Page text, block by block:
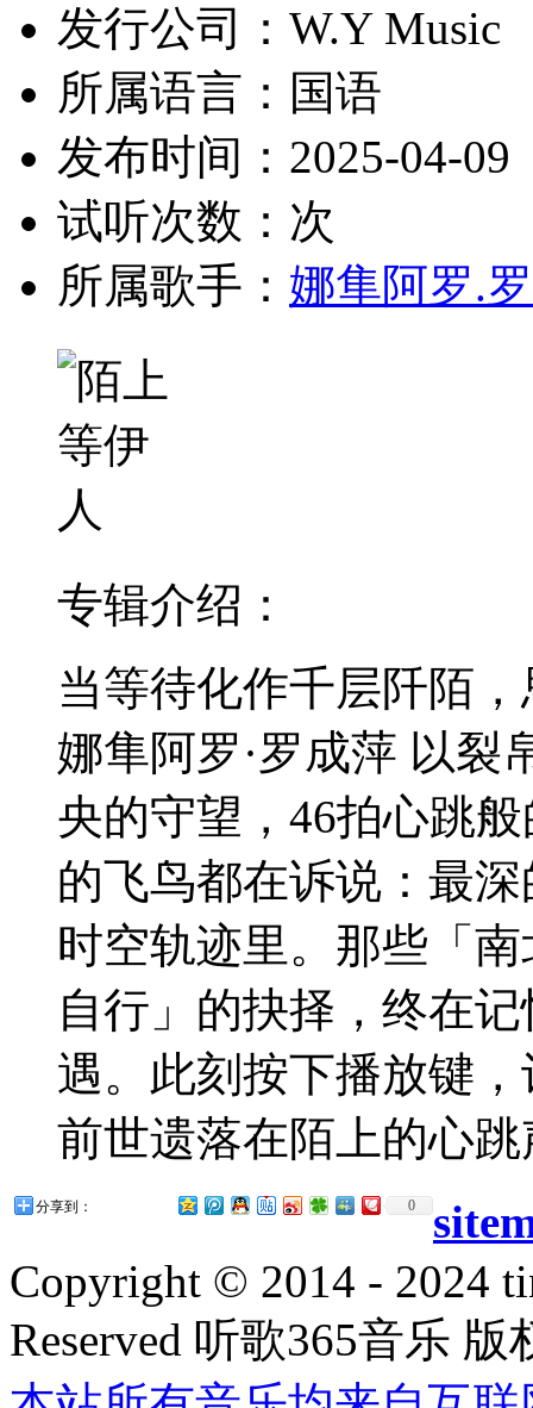
发行公司：W.Y Music
所属语言：国语
发布时间：2025-04-09
试听次数： 次
所属歌手： 娜隼阿罗.
专辑介绍：
当等待化作千层阡陌
娜隼阿罗·罗成萍 以裂
央的守望，46拍心跳
的飞鸟都在诉说：最
时空轨迹里。那些「
自行」的抉择，终在
遇。此刻按下播放键
前世遗落在陌上的心跳
分享到： 0
Copyright © 2014 - 2024
Reserved 听歌365音乐 版